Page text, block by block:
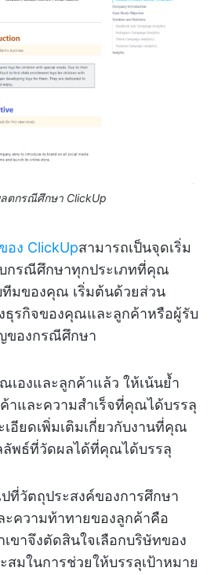
ลตกรณีศึกษา ClickUp
อง ClickUpสามารถเป็นจุดเริ่ม
กรณีศึกษาทุกประเภทที่คุณ
ทีมของคุณ เริ่มต้นด้วยส่วน
ธุรกิจของคุณและลูกค้าหรือผู้รับ
ของกรณีศึกษา
เองและลูกค้าแล้ว ให้เน้นย้ำ
าและความสำเร็จที่คุณได้บรรลุ
อียดเพิ่มเติมเกี่ยวกับงานที่คุณ
ลัพธ์ที่วัดผลได้ที่คุณได้บรรลุ
ที่วัตถุประสงค์ของการศึกษา
ะความท้าทายของลูกค้าคือ
เขาจึงตัดสินใจเลือกบริษัทของ
มในการช่วยให้บรรลุเป้าหมาย